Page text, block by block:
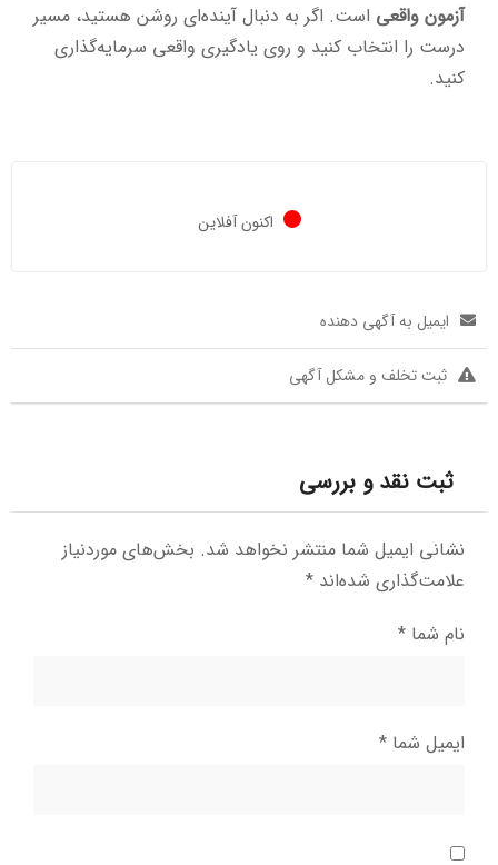
آزمون واقعی است. اگر به دنبال آینده‌ای روشن هستید، مسیر
درست را انتخاب کنید و روی یادگیری واقعی سرمایه‌گذاری
کنید.
اکنون آفلاین
ایمیل به آگهی دهنده
ثبت تخلف و مشکل آگهی
ثبت نقد و بررسی
نشانی ایمیل شما منتشر نخواهد شد. بخش‌های موردنیاز
علامت‌گذاری شده‌اند *
نام شما *
ایمیل شما *